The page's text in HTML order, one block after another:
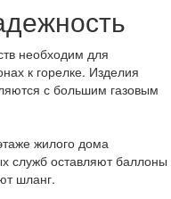
необходим для
к горелке. Изделия
с большим газовым
жилого дома
служб оставляют баллоны
шланг.